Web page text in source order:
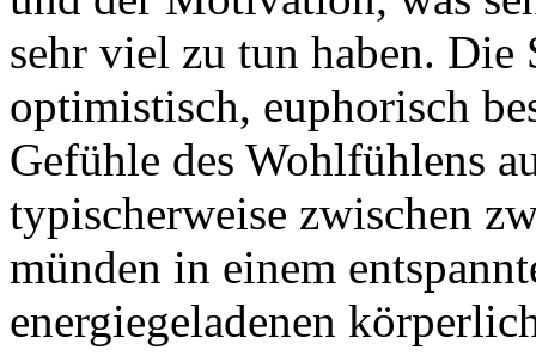
sehr viel zu tun haben.
optimistisch, euphorisch
Gefühle des Wohlfühlens
typischerweise zwischen
münden in einem
energiegeladenen